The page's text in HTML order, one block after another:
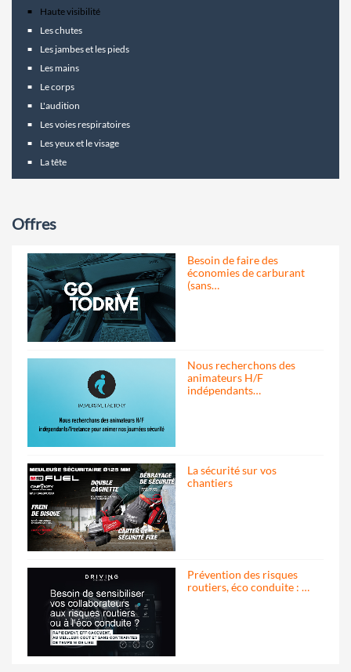
Haute visibilité
Les chutes
Les jambes et les pieds
Les mains
Le corps
L'audition
Les voies respiratoires
Les yeux et le visage
La tête
Offres
Besoin de faire des
économies de carburant
(sans…
Nous recherchons des
animateurs H/F
indépendants…
La sécurité sur vos
chantiers
Prévention des risques
routiers, éco conduite : …